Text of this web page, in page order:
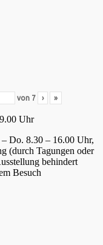
von 7 › »
Uhr
Do. 8.30 – 16.00 Uhr,
(durch Tagungen oder
behindert
Besuch